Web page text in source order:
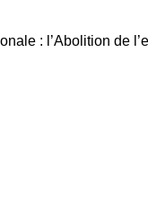
: l’Abolition de